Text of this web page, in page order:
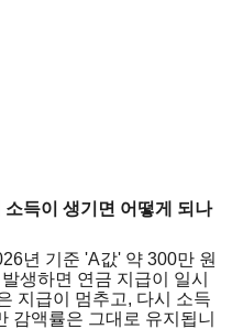
득이 생기면 어떻게 되나
년 기준 'A값' 약 300만 원
생하면 연금 지급이 일시
지급이 멈추고, 다시 소득
감액률은 그대로 유지됩니